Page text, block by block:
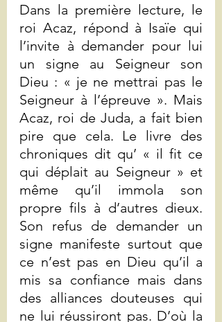
Dans la première lecture, le
roi Acaz, répond à Isaïe qui
l’invite à demander pour lui
un signe au Seigneur son
Dieu : « je ne mettrai pas le
Seigneur à l’épreuve ». Mais
Acaz, roi de Juda, a fait bien
pire que cela. Le livre des
chroniques dit qu’ « il fit ce
qui déplait au Seigneur » et
même qu’il immola son
propre fils à d’autres dieux.
Son refus de demander un
signe manifeste surtout que
ce n’est pas en Dieu qu’il a
mis sa confiance mais dans
des alliances douteuses qui
ne lui réussiront pas. D’où la